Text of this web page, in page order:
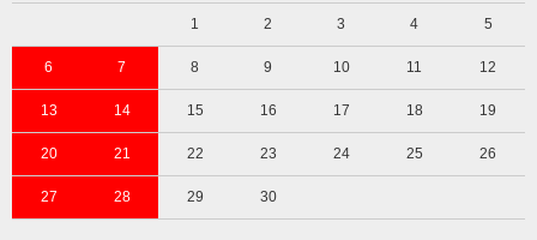
1 2 3 4 5
6 7 8 9 10 11 12
13 14 15 16 17 18 19
20 21 22 23 24 25 26
27 28 29 30